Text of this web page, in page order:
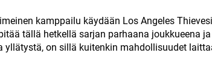
kamppailu käydään Los Angeles
tällä hetkellä sarjan parhaana joukkueena ja
on sillä kuitenkin mahdollisuudet